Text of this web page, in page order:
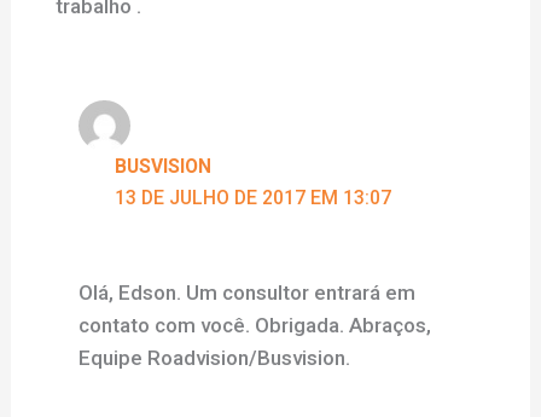
trabalho .
BUSVISION
13 DE JULHO DE 2017 EM 13:07
Olá, Edson. Um consultor entrará em
contato com você. Obrigada. Abraços,
Equipe Roadvision/Busvision.